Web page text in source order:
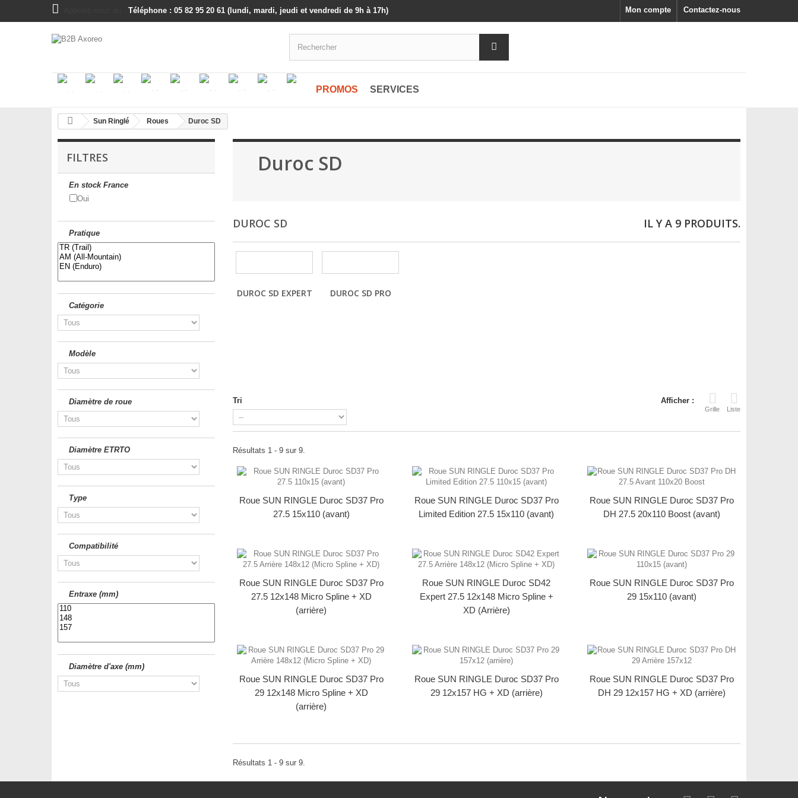
Contactez-nous
Téléphone : 05 82 95 20 61 (lundi, mardi, jeudi et vendredi de 9h à 17h) Mon compte
PROMOS SERVICES
Sun Ringlé Roues Duroc SD
FILTRES
En stock France
Oui
Pratique
Catégorie
Modèle
Diamètre de roue
Diamètre ETRTO
Type
Compatibilité
Entraxe (mm)
Diamètre d'axe (mm)
Duroc SD
DUROC SD IL Y A 9 PRODUITS.
DUROC SD EXPERT DUROC SD PRO
Afficher :
Grille Liste
Tri
Résultats 1 - 9 sur 9.
Roue SUN RINGLE Duroc SD37 Pro
27.5 15x110 (avant)
Roue SUN RINGLE Duroc SD37 Pro
Limited Edition 27.5 15x110 (avant)
Roue SUN RINGLE Duroc SD37 Pro
DH 27.5 20x110 Boost (avant)
Roue SUN RINGLE Duroc SD37 Pro
27.5 12x148 Micro Spline + XD
(arrière)
Roue SUN RINGLE Duroc SD42
Expert 27.5 12x148 Micro Spline +
XD (Arrière)
Roue SUN RINGLE Duroc SD37 Pro
29 15x110 (avant)
Roue SUN RINGLE Duroc SD37 Pro
29 12x148 Micro Spline + XD
(arrière)
Roue SUN RINGLE Duroc SD37 Pro
29 12x157 HG + XD (arrière)
Roue SUN RINGLE Duroc SD37 Pro
DH 29 12x157 HG + XD (arrière)
Résultats 1 - 9 sur 9.